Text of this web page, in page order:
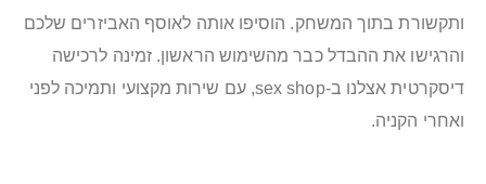
ותקשורת בתוך המשחק. הוסיפו אותה לאוסף האביזרים שלכם
והרגישו את ההבדל כבר מהשימוש הראשון. זמינה לרכישה
דיסקרטית אצלנו ב-sex shop, עם שירות מקצועי ותמיכה לפני
ואחרי הקניה.